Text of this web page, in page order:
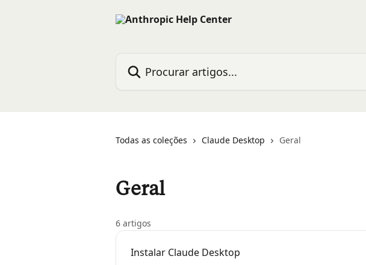
Todas as coleções Claude Desktop Geral
Geral
6 artigos
Instalar Claude Desktop